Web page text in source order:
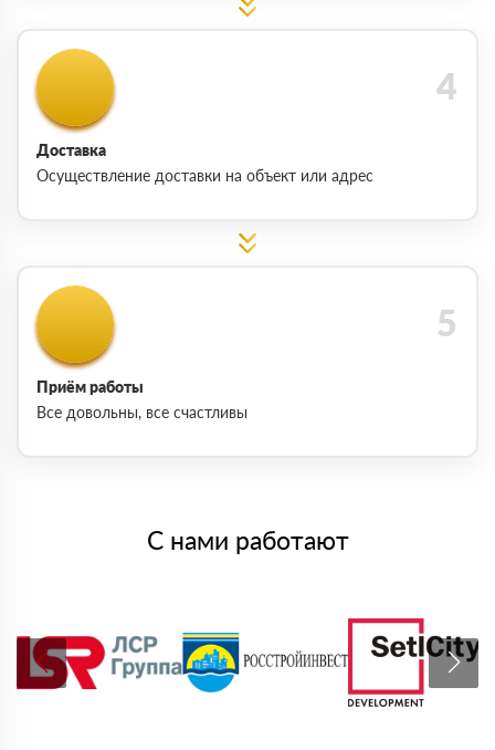
Доставка
Осуществление доставки на объект или адрес
Приём работы
Все довольны, все счастливы
С нами работают